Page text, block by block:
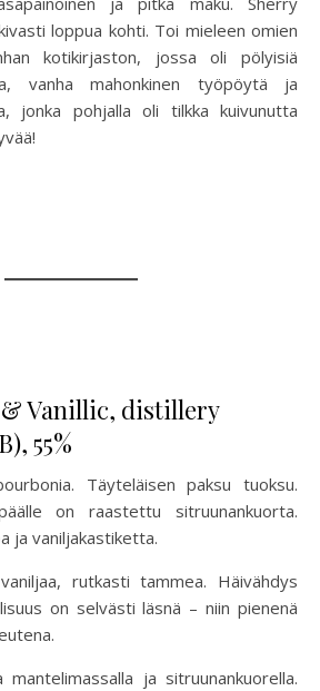
loppua kohti. Toi mieleen omien
kotikirjaston, jossa oli pölyisiä
vanha mahonkinen työpöytä ja
jonka pohjalla oli tilkka kuivunutta
& Vanillic, distillery
55%
Täyteläisen paksu tuoksu.
on raastettu sitruunankuorta.
ja vaniljakastiketta.
rutkasti tammea. Häivähdys
on selvästi läsnä – niin pienenä
mantelimassalla ja sitruunankuorella.